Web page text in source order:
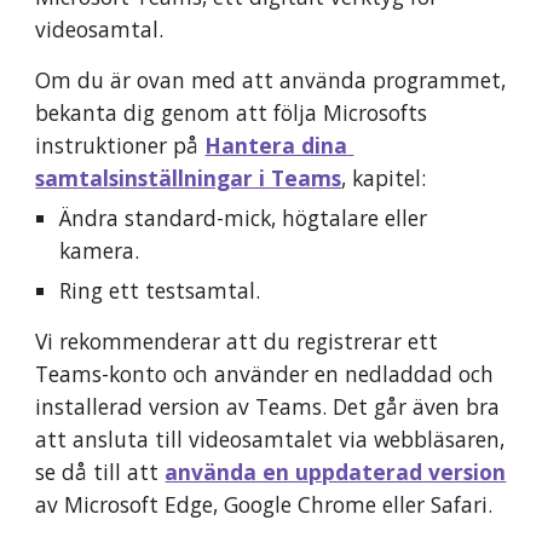
videosamtal.
Om du är ovan med att använda programmet,
bekanta dig genom att följa Microsofts
instruktioner på Hantera dina
samtalsinställningar i Teams, kapitel:
Ändra standard-mick, högtalare eller
kamera.
Ring ett testsamtal.
Vi rekommenderar att du registrerar ett
Teams-konto och använder en nedladdad och
installerad version av Teams. Det går även bra
att ansluta till videosamtalet via webbläsaren,
se då till att använda en uppdaterad version
av Microsoft Edge, Google Chrome eller Safari.